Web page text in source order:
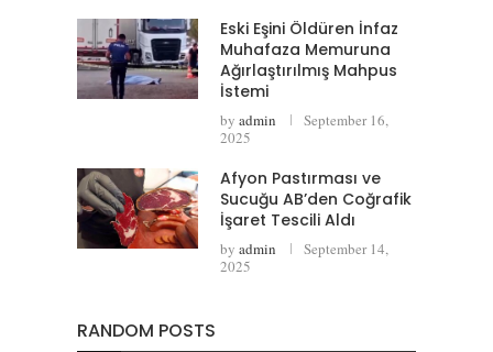
Eski Eşini Öldüren İnfaz
Muhafaza Memuruna
Ağırlaştırılmış Mahpus
İstemi
by admin
September 16,
2025
Afyon Pastırması ve
Sucuğu AB’den Coğrafik
İşaret Tescili Aldı
by admin
September 14,
2025
RANDOM POSTS